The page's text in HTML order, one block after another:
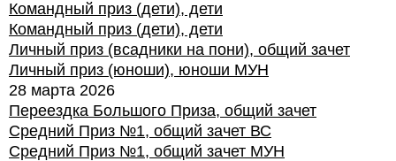
Командный приз (дети), дети
Командный приз (дети), дети
Личный приз (всадники на пони), общий зачет
Личный приз (юноши), юноши МУН
28 марта 2026
Переездка Большого Приза, общий зачет
Средний Приз №1, общий зачет ВС
Средний Приз №1, общий зачет МУН